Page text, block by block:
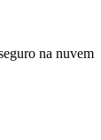
na nuvem